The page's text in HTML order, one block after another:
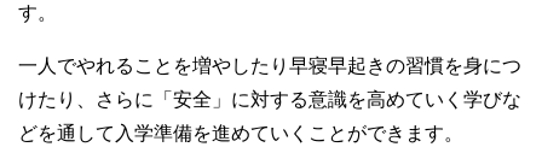
す。
一人でやれることを増やしたり早寝早起きの習慣を身につ
けたり、さらに「安全」に対する意識を高めていく学びな
どを通して入学準備を進めていくことができます。